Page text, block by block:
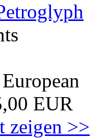
EUR
zeigen >>